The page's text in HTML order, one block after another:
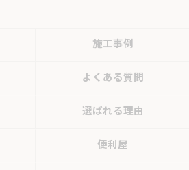
施工事例
よくある質問
選ばれる理由
便利屋